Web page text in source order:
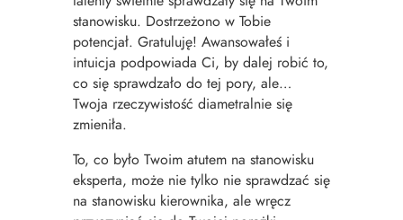
stanowisku. Dostrzeżono w Tobie
potencjał. Gratuluję! Awansowałeś i
intuicja podpowiada Ci, by dalej robić to,
co się sprawdzało do tej pory, ale…
Twoja rzeczywistość diametralnie się
zmieniła.
To, co było Twoim atutem na stanowisku
eksperta, może nie tylko nie sprawdzać się
na stanowisku kierownika, ale wręcz